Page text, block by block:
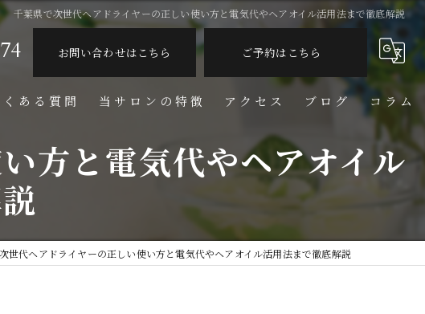
千葉県で次世代ヘアドライヤーの正しい使い方と電気代やヘアオイル活用法まで徹底解説
お問い合わせはこちら ご予約はこちら
くある質問 当サロンの特徴
脱毛
しわ
アクセス ブログ コラム
方と電気代やヘアオイル
世代ヘアドライヤーの正しい使い方と電気代やヘアオイル活用法まで徹底解説